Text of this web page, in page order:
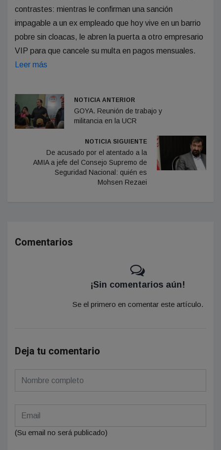
contrastes: mientras le confirman una sanción
impagable a un ex empleado que hoy vive en un barrio
pobre sin cloacas, le abren la puerta a otro empresario
VIP para que cancele su multa en pagos mensuales.
Leer más
NOTICIA ANTERIOR
GOYA. Reunión de trabajo y
militancia en la UCR
NOTICIA SIGUIENTE
De acusado por el atentado a la
AMIA a jefe del Consejo Supremo de
Seguridad Nacional: quién es
Mohsen Rezaei
Comentarios
¡Sin comentarios aún!
Se el primero en comentar este artículo.
Deja tu comentario
(Su email no será publicado)